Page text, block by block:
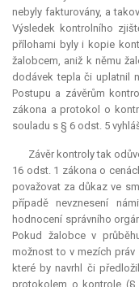
nebyly fakturovány, a
Výsledek kontrolního
přílohami byly i kopie
žalobcem, aniž k němu
dodávek tepla či uplatnil
Postupu a závěrům
zákona a protokol o
souladu s § 6 odst. 5
Závěr kontroly tak
16 odst. 1 zákona o
považovat za důkaz ve
případě nevznesení
hodnocení správního
Pokud žalobce v
možnost to v mezích práv
které by navrhl či
protokolem o kontrole (§